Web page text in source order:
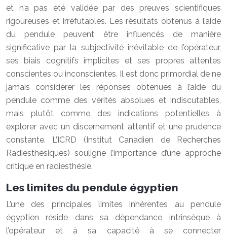
et n’a pas été validée par des preuves scientifiques
rigoureuses et irréfutables. Les résultats obtenus à l’aide
du pendule peuvent être influencés de manière
significative par la subjectivité inévitable de l’opérateur,
ses biais cognitifs implicites et ses propres attentes
conscientes ou inconscientes. Il est donc primordial de ne
jamais considérer les réponses obtenues à l’aide du
pendule comme des vérités absolues et indiscutables,
mais plutôt comme des indications potentielles à
explorer avec un discernement attentif et une prudence
constante. L’ICRD (Institut Canadien de Recherches
Radiesthésiques) souligne l’importance d’une approche
critique en radiesthésie.
Les limites du pendule égyptien
L’une des principales limites inhérentes au pendule
égyptien réside dans sa dépendance intrinsèque à
l’opérateur et à sa capacité à se connecter